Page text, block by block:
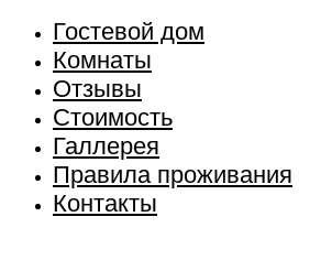
Гостевой дом
Комнаты
Отзывы
Стоимость
Галлерея
Правила проживания
Контакты